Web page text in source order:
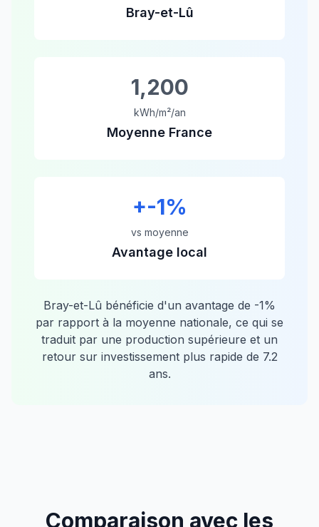
Bray-et-Lû
1,200
kWh/m²/an
Moyenne France
+-1%
vs moyenne
Avantage local
Bray-et-Lû bénéficie d'un avantage de -1%
par rapport à la moyenne nationale, ce qui se
traduit par une production supérieure et un
retour sur investissement plus rapide de 7.2
ans.
Comparaison avec les